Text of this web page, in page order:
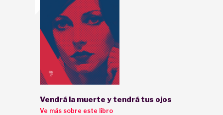
Vendrá la muerte y tendrá tus ojos
Ve más sobre este libro